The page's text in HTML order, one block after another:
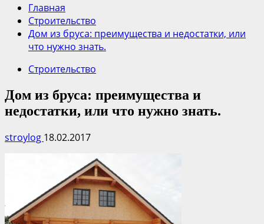
Главная
Строительство
Дом из бруса: преимущества и недостатки, или
что нужно знать.
Строительство
Дом из бруса: преимущества и
недостатки, или что нужно знать.
stroylog 18.02.2017